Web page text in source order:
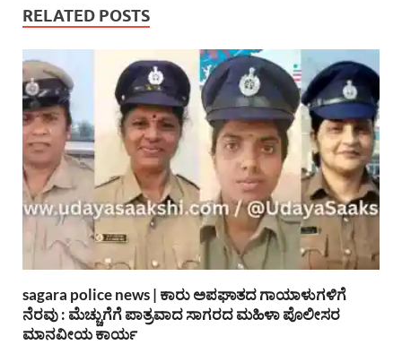
RELATED POSTS
sagara police news | ಕಾರು ಅಪಘಾತದ ಗಾಯಾಳುಗಳಿಗೆ
ನೆರವು : ಮೆಚ್ಚುಗೆಗೆ ಪಾತ್ರವಾದ ಸಾಗರದ ಮಹಿಳಾ ಪೊಲೀಸರ
ಮಾನವೀಯ ಕಾರ್ಯ